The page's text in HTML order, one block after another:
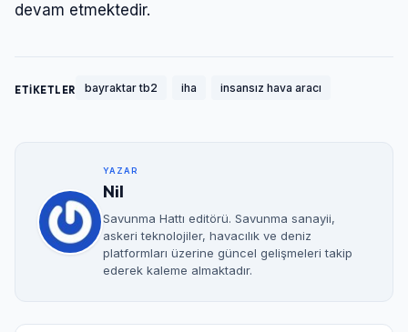
devam etmektedir.
ETİKETLER bayraktar tb2 iha insansız hava aracı
YAZAR
Nil
Savunma Hattı editörü. Savunma sanayii,
askeri teknolojiler, havacılık ve deniz
platformları üzerine güncel gelişmeleri takip
ederek kaleme almaktadır.